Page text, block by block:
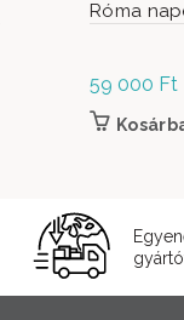
Róma
59 000 Ft